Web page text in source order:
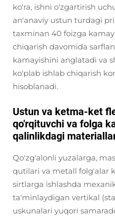
ko'ra, ishni o'zgartirish
an'anaviy ustun turdagi
taxminan 40 foizga
chiqarish davomida
kamayishini anglatadi va
ko'plab ishlab chiqarish
hisoblanadi.
Ustun va ketma-ket
qo'rqituvchi va folga
qalinlikdagi
Qo'zg'alonli yuzalarga,
qutilari va metall folg'alar
sirtlarga ishlashda
ta'minlaydigan vertikal
uskunalari yuqori